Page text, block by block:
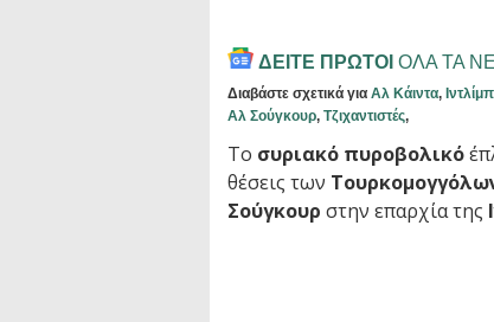
ΔΕΙΤΕ ΠΡΩΤΟΙ ΟΛΑ ΤΑ
Διαβάστε σχετικά για Αλ Κάιντα, Ιντλίμπ
Αλ Σούγκουρ, Τζιχαντιστές,
Το συριακό πυροβολικό
θέσεις των
Σούγκουρ στην επαρχία της